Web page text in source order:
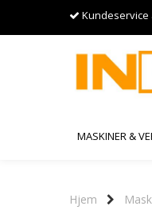
MASKINER &
Hjem